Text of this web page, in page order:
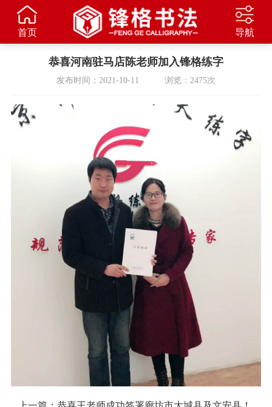
首页 导航
恭喜河南驻马店陈老师加入锋格练字
发布时间：2021-10-11 浏览：2475次